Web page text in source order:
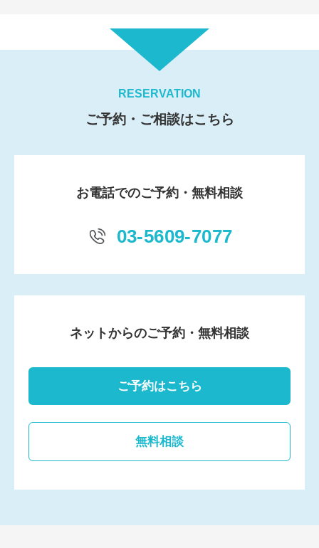
RESERVATION
ご予約・ご相談はこちら
お電話でのご予約・無料相談
03-5609-7077
ネットからのご予約・無料相談
ご予約はこちら
無料相談